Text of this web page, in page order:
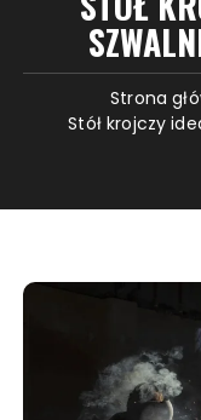
Strona
Stół krojczy